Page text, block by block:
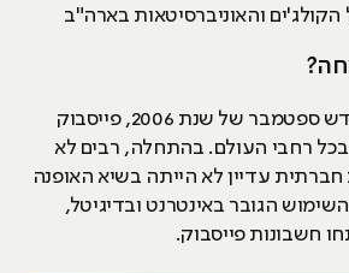
והאוניברסיטאות בארה"ב
לאחר כשנתיים, בחודש ספטמבר של שנת 2006, פייסבוק
רחבי העולם. בהתחלה, רבים לא
עדיין לא הייתה בשיא האופנה
הגובר באינטרנט ובדיגיטל,
חשבונות פייסבוק.